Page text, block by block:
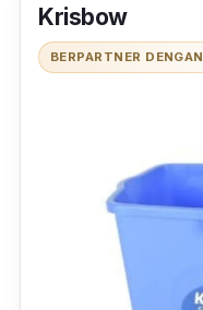
Krisbow
BERPARTNER DENGAN